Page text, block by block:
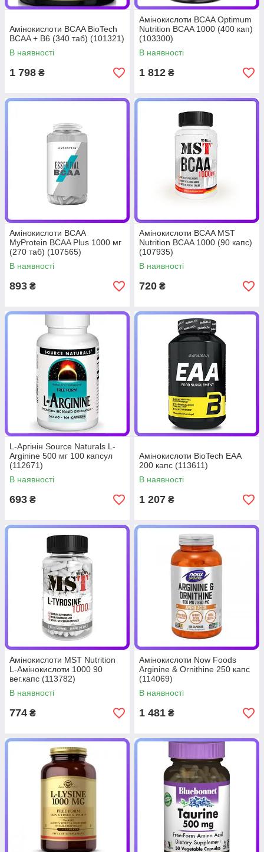
Амінокислоти BCAA BioTech
BCAA + B6 (340 таб) (101321)
В наявності
1 798 ₴
Амінокислоти BCAA Optimum
Nutrition BCAA 1000 (400 кап)
(103300)
В наявності
1 812 ₴
Амінокислоти BCAA
MyProtein BCAA Plus 1000 мг
(270 таб) (107565)
В наявності
893 ₴
Амінокислоти BCAA MST
Nutrition BCAA 1000 (90 капс)
(107935)
В наявності
720 ₴
L-Аргінін Source Naturals L-
Arginine 500 мг 100 капсул
(112671)
В наявності
693 ₴
Амінокислоти BioTech ЕАА
200 капс (113611)
В наявності
1 207 ₴
Амінокислоти MST Nutrition
L-Амінокислоти 1000 90
вег.капс (113782)
В наявності
774 ₴
Амінокислоти Now Foods
Arginine & Ornithine 250 капс
(114069)
В наявності
1 481 ₴